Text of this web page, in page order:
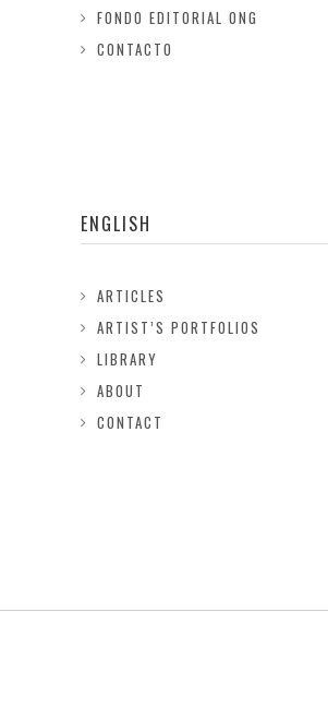
FONDO EDITORIAL ONG
CONTACTO
ENGLISH
ARTICLES
ARTIST’S PORTFOLIOS
LIBRARY
ABOUT
CONTACT